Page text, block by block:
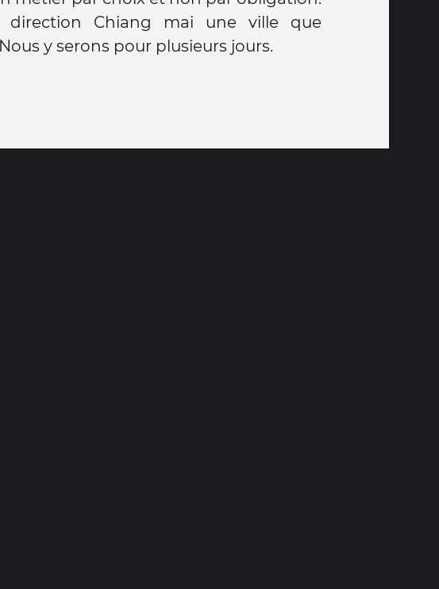
direction Chiang mai une ville que
y serons pour plusieurs jours.